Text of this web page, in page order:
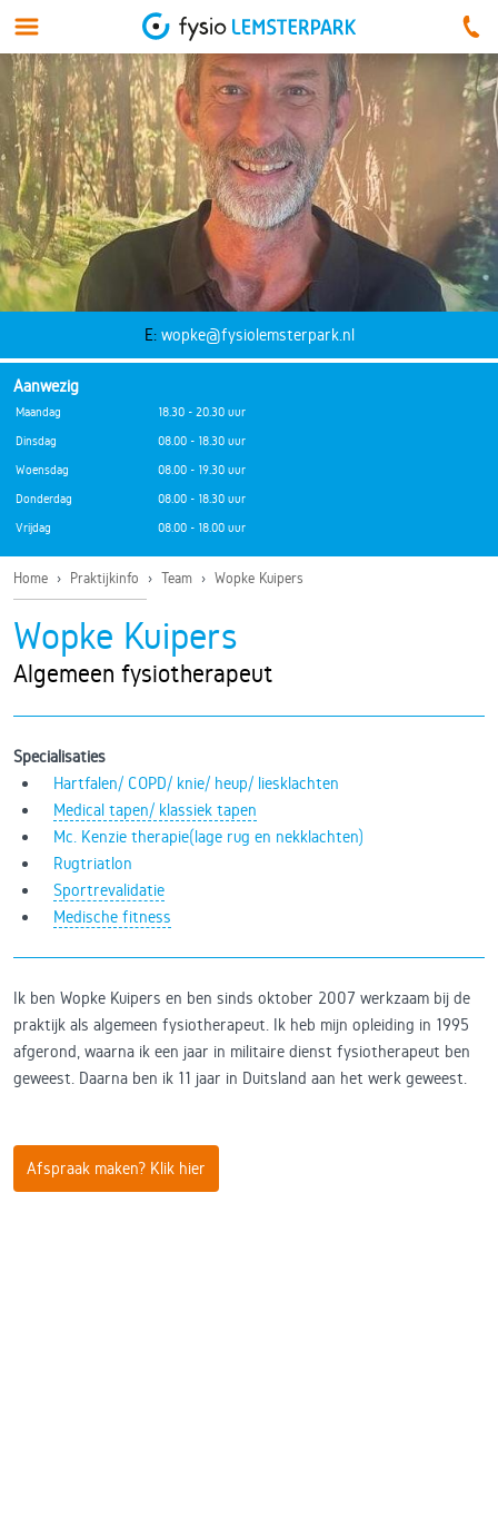
E:wopke@fysiolemsterpark.nl
Aanwezig
Maandag
18.30 - 20.30 uur
Dinsdag
08.00 - 18.30 uur
Woensdag
08.00 - 19.30 uur
Donderdag
08.00 - 18.30 uur
Vrijdag
08.00 - 18.00 uur
Home › Praktijkinfo › Team › Wopke Kuipers
Wopke Kuipers
Algemeen fysiotherapeut
Specialisaties
Hartfalen/ COPD/ knie/ heup/ liesklachten
Medical tapen/ klassiek tapen
Mc. Kenzie therapie(lage rug en nekklachten)
Rugtriatlon
Sportrevalidatie
Medische fitness
Ik ben Wopke Kuipers en ben sinds oktober 2007 werkzaam bij de
praktijk als algemeen fysiotherapeut. Ik heb mijn opleiding in 1995
afgerond, waarna ik een jaar in militaire dienst fysiotherapeut ben
geweest. Daarna ben ik 11 jaar in Duitsland aan het werk geweest.
Afspraak maken? Klik hier